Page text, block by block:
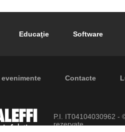
main navigation
Educaţie Software
secondaryContacte
P.I. IT04104030962 -
rezervate